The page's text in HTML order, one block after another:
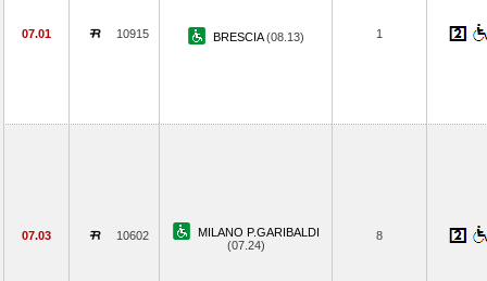
07.01 10915 BRESCIA(08.13) 1
07.03 10602
MILANO P.GARIBALDI
(07.24)
8